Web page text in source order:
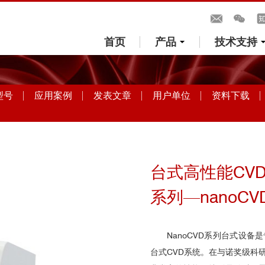
首页 产品 技术支持
号 应用案例 发表文章 用户单位 资料下载
台式高性能
系列
NanoCVD系列台式设备
台式CVD系统。在与诺奖级科